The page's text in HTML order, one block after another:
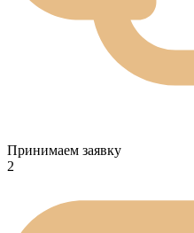
Принимаем заявку
2